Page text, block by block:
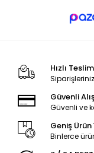
Hızlı
Güvenli
Güvenli ve
Geniş
Binlerce